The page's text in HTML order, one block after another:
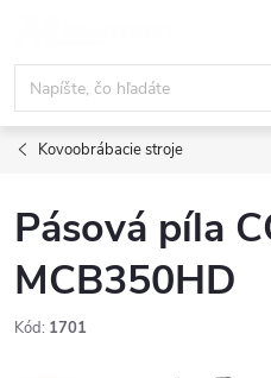
obsah
Kovoobrábacie stroje
Pásová píla
MCB350HD
Kód: 1701